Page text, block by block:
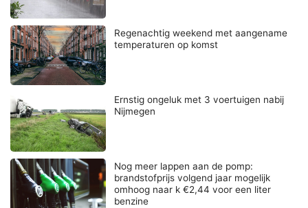
Regenachtig weekend met aangename
temperaturen op komst
Ernstig ongeluk met 3 voertuigen nabij
Nijmegen
Nog meer lappen aan de pomp:
brandstofprijs volgend jaar mogelijk
omhoog naar k €2,44 voor een liter
benzine